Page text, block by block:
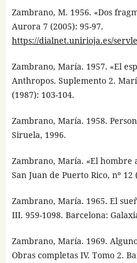
Zambrano, M. 1956. «Dos
Aurora 7 (2005): 95-97.
https://dialnet.unirioja.es/
Zambrano, María. 1957. «El
Anthropos. Suplemento 2.
(1987): 103-104.
Zambrano, María. 1958.
Siruela, 1996.
Zambrano, María. «El hombre
San Juan de Puerto Rico, nº 12
Zambrano, María. 1965. El
III. 959-1098. Barcelona:
Zambrano, María. 1969.
Obras completas IV. Tomo 2.